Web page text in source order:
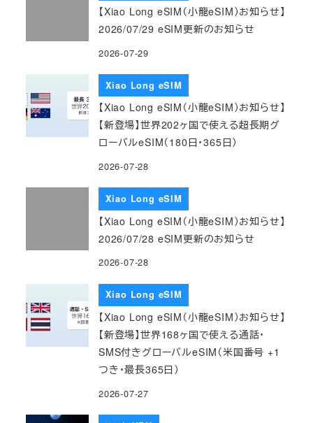
【Xiao Long eSIM（小龍eSIM）お知らせ】
2026/07/29 eSIM更新のお知らせ
2026-07-29
Xiao Long eSIM
【Xiao Long eSIM（小龍eSIM）お知らせ】
【新登場】世界202ヶ国で使える超長期グ
ローバルeSIM（180日・365日）
2026-07-28
Xiao Long eSIM
【Xiao Long eSIM（小龍eSIM）お知らせ】
2026/07/28 eSIM更新のお知らせ
2026-07-28
Xiao Long eSIM
【Xiao Long eSIM（小龍eSIM）お知らせ】
【新登場】世界168ヶ国で使える通話・
SMS付きグローバルeSIM（米国番号 +1
つき・最長365日）
2026-07-27